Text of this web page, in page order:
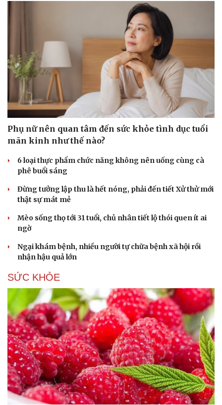
Du lịch
Podcast
Phụ nữ nên quan tâm đến sức khỏe tình dục tuổi
mãn kinh như thế nào?
6 loại thực phẩm chức năng không nên uống cùng cà
phê buổi sáng
Đừng tưởng lập thu là hết nóng, phải đến tiết Xử thử mới
thật sự mát mẻ
Mèo sống thọ tới 31 tuổi, chủ nhân tiết lộ thói quen ít ai
ngờ
Ngại khám bệnh, nhiều người tự chữa bệnh xã hội rồi
nhận hậu quả lớn
SỨC KHỎE